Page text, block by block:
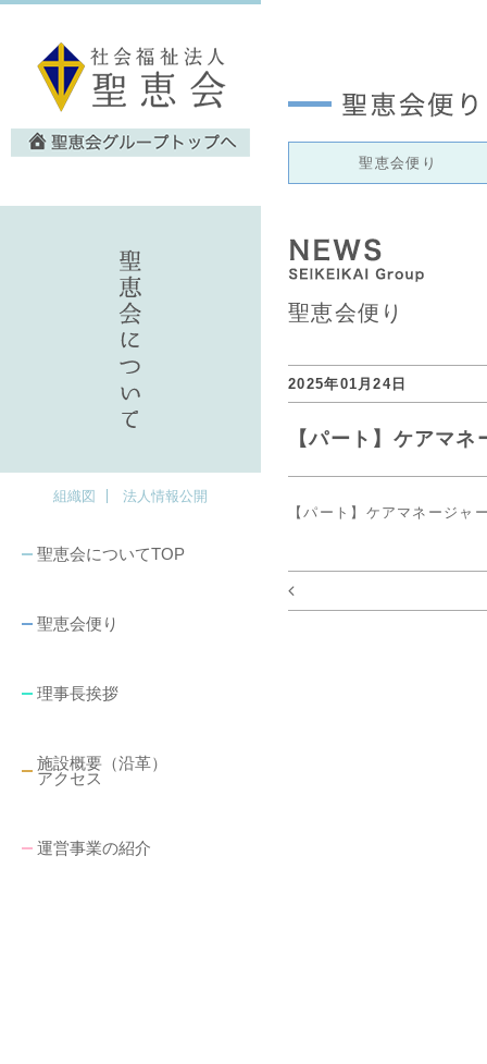
組織図 法人情報公開
聖恵会についてTOP
聖恵会便り
理事長挨拶
施設概要（沿革）
アクセス
運営事業の紹介
聖恵会便り
聖恵会便り
2025年01月24日
【パート】ケアマ
【パート】ケアマネージャ